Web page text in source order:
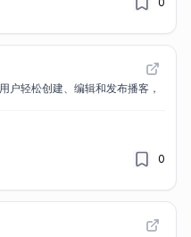
轻松创建、编辑和发布播客，
0